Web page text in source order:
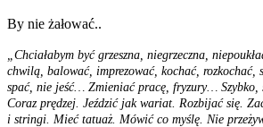
By nie żałować..
„Chciałabym być grzeszna, niegrzeczna,
chwilą, balować, imprezować, kochać, rozkochać,
spać, nie jeść… Zmieniać pracę, fryzury… Szybko,
Coraz prędzej. Jeździć jak wariat. Rozbijać się.
i stringi. Mieć tatuaż. Mówić co myślę. Nie